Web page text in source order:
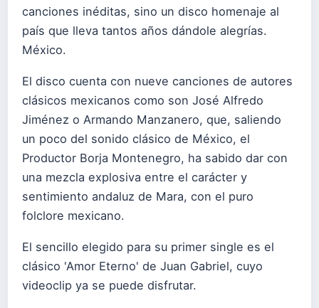
canciones inéditas, sino un disco homenaje al
país que lleva tantos años dándole alegrías.
México.
El disco cuenta con nueve canciones de autores
clásicos mexicanos como son José Alfredo
Jiménez o Armando Manzanero, que, saliendo
un poco del sonido clásico de México, el
Productor Borja Montenegro, ha sabido dar con
una mezcla explosiva entre el carácter y
sentimiento andaluz de Mara, con el puro
folclore mexicano.
El sencillo elegido para su primer single es el
clásico 'Amor Eterno' de Juan Gabriel, cuyo
videoclip ya se puede disfrutar.